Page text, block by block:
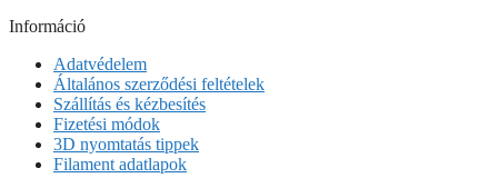
Információ
Adatvédelem
Általános szerződési feltételek
Szállítás és kézbesítés
Fizetési módok
3D nyomtatás tippek
Filament adatlapok